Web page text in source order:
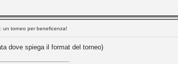
un torneo per beneficenza!
dove spiega il format del torneo)